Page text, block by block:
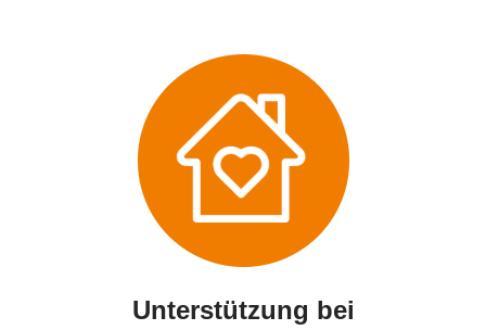
Unterstützung bei